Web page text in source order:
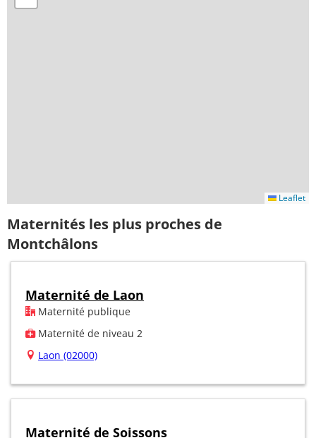
Leaflet
Maternités les plus proches de
Montchâlons
Maternité de Laon
Maternité publique
Maternité de niveau 2
Laon (02000)
Maternité de Soissons